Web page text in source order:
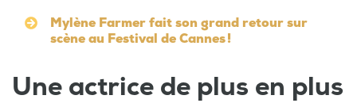
Mylène Farmer fait son grand retour sur
scène au Festival de Cannes !
Une actrice de plus en plus